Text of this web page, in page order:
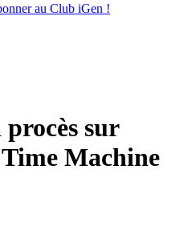
au Club iGen !
sur
Machine